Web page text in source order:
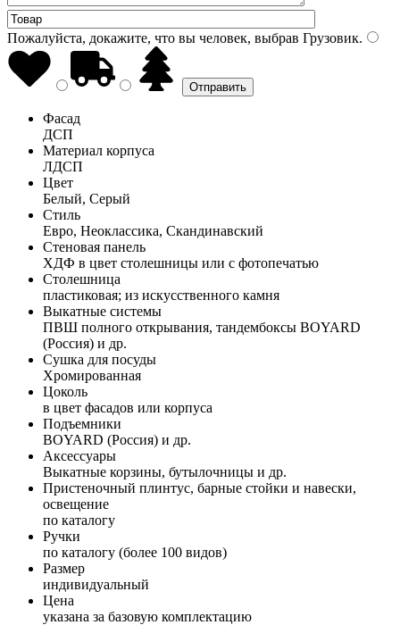
Пожалуйста, докажите, что вы человек, выбрав Грузовик.
Фасад
ДСП
Материал корпуса
ЛДСП
Цвет
Белый, Серый
Стиль
Евро, Неоклассика, Скандинавский
Стеновая панель
ХДФ в цвет столешницы или с фотопечатью
Столешница
пластиковая; из искусственного камня
Выкатные системы
ПВШ полного открывания, тандембоксы BOYARD
(Россия) и др.
Сушка для посуды
Хромированная
Цоколь
в цвет фасадов или корпуса
Подъемники
BOYARD (Россия) и др.
Аксессуары
Выкатные корзины, бутылочницы и др.
Пристеночный плинтус, барные стойки и навески,
освещение
по каталогу
Ручки
по каталогу (более 100 видов)
Размер
индивидуальный
Цена
указана за базовую комплектацию